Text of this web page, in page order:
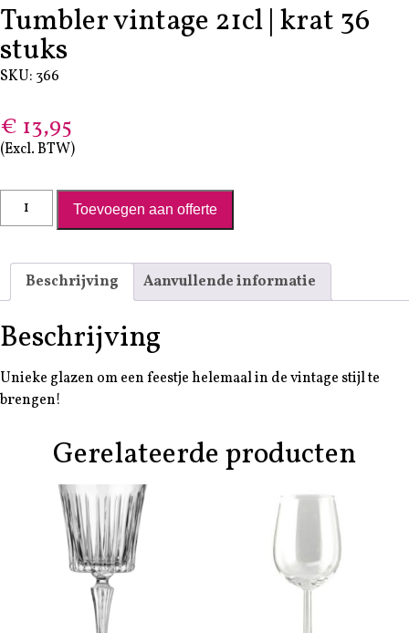
Tumbler vintage 21cl | krat 36
stuks
SKU: 366
€ 13,95
(Excl. BTW)
Tumbler vintage 21cl | krat 36 stuks aantal
Toevoegen aan offerte
Beschrijving Aanvullende informatie
Beschrijving
Unieke glazen om een feestje helemaal in de vintage stijl te
brengen!
Gerelateerde producten